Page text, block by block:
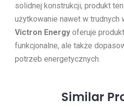
solidnej konstrukcji, produkt ten
użytkowanie nawet w trudnych
Victron Energy oferuje
funkcjonalne, ale także
potrzeb energetycznych.
Similar